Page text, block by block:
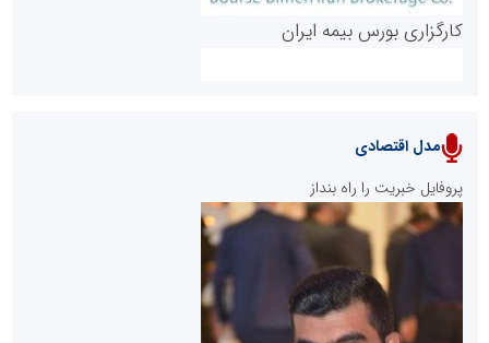
پایگاه خبری نهضت ملی مسکن
کارگزاری بورس بیمه ایران
سازمان بورس و اوراق بهادار
مدل اقتصادی
پروفایل خبریت را راه بنداز